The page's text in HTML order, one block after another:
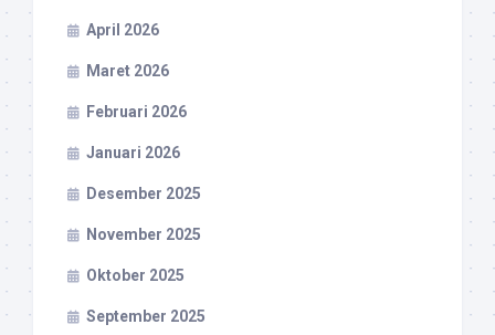
April 2026
Maret 2026
Februari 2026
Januari 2026
Desember 2025
November 2025
Oktober 2025
September 2025